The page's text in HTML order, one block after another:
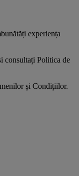
experiența
consultați Politica de
și Condițiilor.